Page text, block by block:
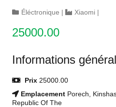
Éléctronique | Xiaomi |
25000.00
Informations
Prix 25000.00
Emplacement Porech,
Republic Of The